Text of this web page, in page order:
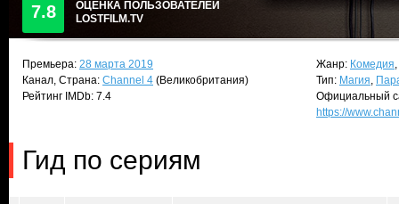
7.8
ОЦЕНКА ПОЛЬЗОВАТЕЛЕЙ
LOSTFILM.TV
Премьера: 28 марта 2019
Канал, Страна: Channel 4 (Великобритания)
Рейтинг IMDb: 7.4
Жанр: Комедия,
Тип: Магия,
Официальный
https://
Гид по сериям